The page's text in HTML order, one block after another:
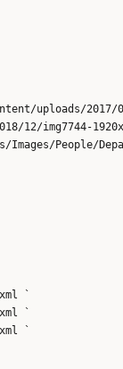
uploads/
12/img7744-
`
`
`